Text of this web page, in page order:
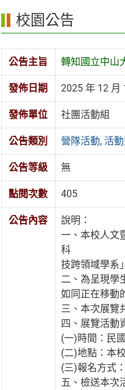
校園公告
公告主旨 轉知國立中山
發佈日期 2025 年 12 月
發佈單位 社團活動組
公告類別 營隊活動,活
公告等級 無
點閱次數 405
公告內容
說明：
一、本校人文
科
技跨領域學系
二、為呈現學
如同正在移動
三、本次展覽
四、展覽活動
(一)時間：民
(二)地點：本
(三)報名方式
五、檢送本次